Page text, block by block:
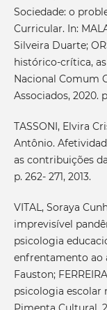
Sociedade: o
Curricular. In:
Silveira Duarte;
histórico-crítica,
Nacional Comum
Associados, 2020.
TASSONI, Elvira
Antônio.
as contribuições
p. 262- 271, 2013.
VITAL, Soraya
imprevisível
psicologia
enfrentamento ao
Fauston;
psicologia escolar